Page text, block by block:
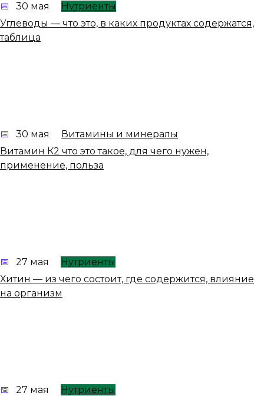
30 мая
Нутриенты
Углеводы — что это, в каких продуктах содержатся,
таблица
30 мая
Витамины и минералы
Витамин К2 что это такое, для чего нужен,
применение, польза
27 мая
Нутриенты
Хитин — из чего состоит, где содержится, влияние
на организм
27 мая
Нутриенты